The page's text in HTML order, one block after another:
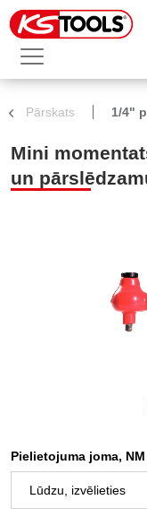
Pārskats 1/4"
Mini
un
Pielietojuma joma, NM